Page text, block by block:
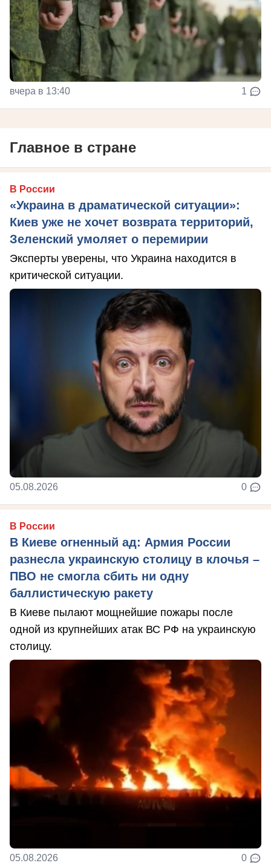
вчера в 13:40 1
Главное в стране
В России
«Украина в драматической ситуации»:
Киев уже не хочет возврата территорий,
Зеленский умоляет о перемирии
Эксперты уверены, что Украина находится в
критической ситуации.
05.08.2026 0
В России
В Киеве огненный ад: Армия России
разнесла украинскую столицу в клочья –
ПВО не смогла сбить ни одну
баллистическую ракету
В Киеве пылают мощнейшие пожары после
одной из крупнейших атак ВС РФ на украинскую
столицу.
05.08.2026 0